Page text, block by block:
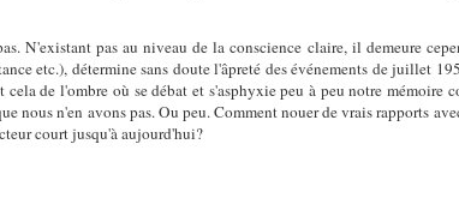
N'existant pas au niveau de la conscience claire, il demeure
etc.), détermine sans doute l'âpreté des événements de juillet
de l'ombre où se débat et s'asphyxie peu à peu notre mémoire
n'en avons pas. Ou peu. Comment nouer de vrais rapports
court jusqu'à aujourd'hui?